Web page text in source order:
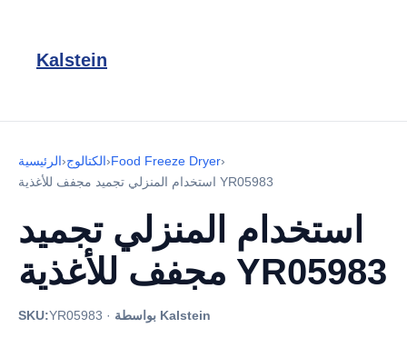
Kalstein
الرئيسية›الكتالوج›Food Freeze Dryer›
استخدام المنزلي تجميد مجفف للأغذية YR05983
استخدام المنزلي تجميد
مجفف للأغذية YR05983
SKU:YR05983 · بواسطة Kalstein